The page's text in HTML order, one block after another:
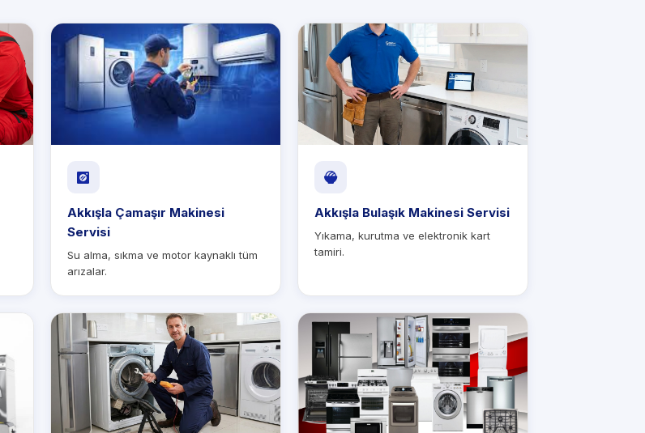
Akkışla Çamaşır Makinesi
Servisi
Su alma, sıkma ve motor kaynaklı tüm
arızalar.
Akkışla Bulaşık Makinesi Servisi
Yıkama, kurutma ve elektronik kart
tamiri.